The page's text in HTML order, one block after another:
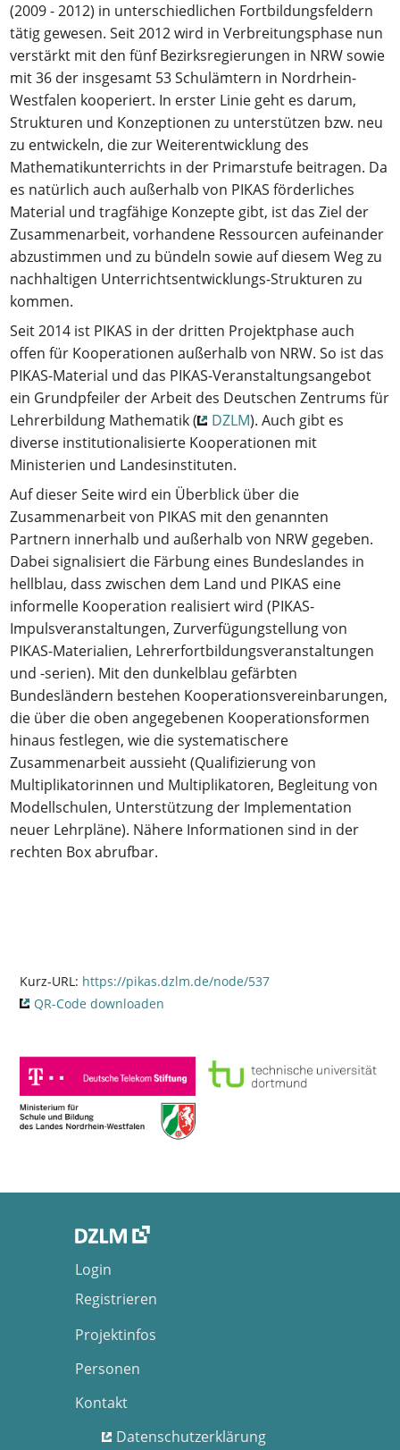
(2009 - 2012) in unterschiedlichen Fortbildungsfeldern
tätig gewesen. Seit 2012 wird in Verbreitungsphase nun
verstärkt mit den fünf Bezirksregierungen in NRW sowie
mit 36 der insgesamt 53 Schulämtern in Nordrhein-
Westfalen kooperiert. In erster Linie geht es darum,
Strukturen und Konzeptionen zu unterstützen bzw. neu
zu entwickeln, die zur Weiterentwicklung des
Mathematikunterrichts in der Primarstufe beitragen. Da
es natürlich auch außerhalb von PIKAS förderliches
Material und tragfähige Konzepte gibt, ist das Ziel der
Zusammenarbeit, vorhandene Ressourcen aufeinander
abzustimmen und zu bündeln sowie auf diesem Weg zu
nachhaltigen Unterrichtsentwicklungs-Strukturen zu
kommen.
Seit 2014 ist PIKAS in der dritten Projektphase auch
offen für Kooperationen außerhalb von NRW. So ist das
PIKAS-Material und das PIKAS-Veranstaltungsangebot
ein Grundpfeiler der Arbeit des Deutschen Zentrums für
Lehrerbildung Mathematik (
DZLM). Auch gibt es
diverse institutionalisierte Kooperationen mit
Ministerien und Landesinstituten.
Auf dieser Seite wird ein Überblick über die
Zusammenarbeit von PIKAS mit den genannten
Partnern innerhalb und außerhalb von NRW gegeben.
Dabei signalisiert die Färbung eines Bundeslandes in
hellblau, dass zwischen dem Land und PIKAS eine
informelle Kooperation realisiert wird (PIKAS-
Impulsveranstaltungen, Zurverfügungstellung von
PIKAS-Materialien, Lehrerfortbildungsveranstaltungen
und -serien). Mit den dunkelblau gefärbten
Bundesländern bestehen Kooperationsvereinbarungen,
die über die oben angegebenen Kooperationsformen
hinaus festlegen, wie die systematischere
Zusammenarbeit aussieht (Qualifizierung von
Multiplikatorinnen und Multiplikatoren, Begleitung von
Modellschulen, Unterstützung der Implementation
neuer Lehrpläne). Nähere Informationen sind in der
rechten Box abrufbar.
Kurz-URL: https://pikas.dzlm.de/node/537
QR-Code downloaden
Login
Registrieren
Projektinfos
Personen
Kontakt
Datenschutzerklärung